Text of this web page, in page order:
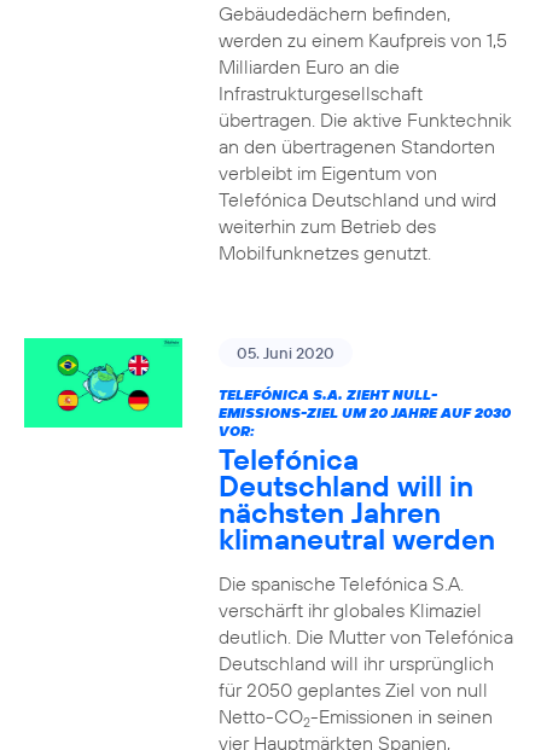
Gebäudedächern befinden,
werden zu einem Kaufpreis von 1,5
Milliarden Euro an die
Infrastrukturgesellschaft
übertragen. Die aktive Funktechnik
an den übertragenen Standorten
verbleibt im Eigentum von
Telefónica Deutschland und wird
weiterhin zum Betrieb des
Mobilfunknetzes genutzt.
05. Juni 2020
TELEFÓNICA S.A. ZIEHT NULL-
EMISSIONS-ZIEL UM 20 JAHRE AUF 2030
VOR:
Telefónica
Deutschland will in
nächsten Jahren
klimaneutral werden
Die spanische Telefónica S.A.
verschärft ihr globales Klimaziel
deutlich. Die Mutter von Telefónica
Deutschland will ihr ursprünglich
für 2050 geplantes Ziel von null
Netto-CO2-Emissionen in seinen
vier Hauptmärkten Spanien,